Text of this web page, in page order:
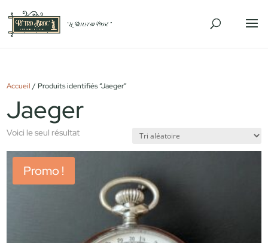
Accueil / Produits identifiés “Jaeger”
Jaeger
Voici le seul résultat
Promo !